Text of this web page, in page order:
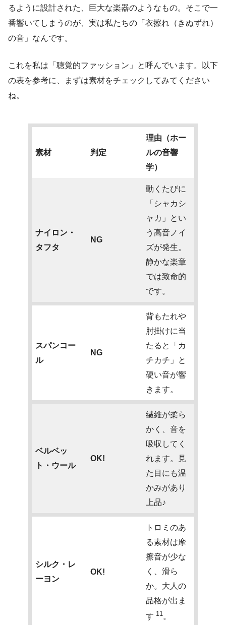
るように設計された、巨大な楽器のようなもの。そこで一
番響いてしまうのが、実は私たちの「衣擦れ（きぬずれ）
の音」なんです。
これを私は「聴覚的ファッション」と呼んでいます。以下
の表を参考に、まずは素材をチェックしてみてください
ね。
素材 判定
理由（ホー
ルの音響
学）
ナイロン・
タフタ
NG
動くたびに
「シャカシ
ャカ」とい
う高音ノイ
ズが発生。
静かな楽章
では致命的
です。
スパンコー
ル
NG
背もたれや
肘掛けに当
たると「カ
チカチ」と
硬い音が響
きます。
ベルベッ
ト・ウール
OK!
繊維が柔ら
かく、音を
吸収してく
れます。見
た目にも温
かみがあり
上品♪
シルク・レ
ーヨン
OK!
トロミのあ
る素材は摩
擦音が少な
く、滑ら
か。大人の
品格が出ま
す 11。